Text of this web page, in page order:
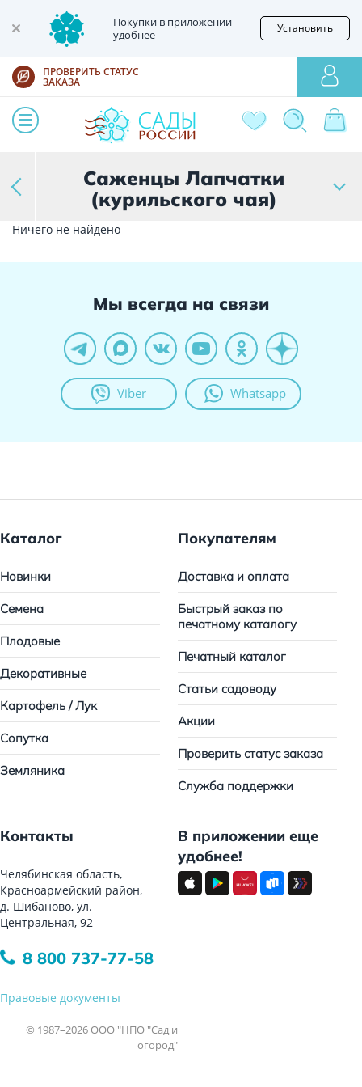
Покупки в приложении
удобнее
Установить
ПРОВЕРИТЬ СТАТУС
ЗАКАЗА
Саженцы Лапчатки
(курильского чая)
Ничего не найдено
Мы всегда на связи
Viber Whatsapp
Каталог
Новинки
Семена
Плодовые
Декоративные
Картофель / Лук
Сопутка
Земляника
Покупателям
Доставка и оплата
Быстрый заказ по
печатному каталогу
Печатный каталог
Статьи садоводу
Акции
Проверить статус заказа
Служба поддержки
Контакты
Челябинская область,
Красноармейский район,
д. Шибаново, ул.
Центральная, 92
8 800 737-77-58
Правовые документы
© 1987–2026 ООО "НПО "Сад и
огород"
В приложении еще
удобнее!